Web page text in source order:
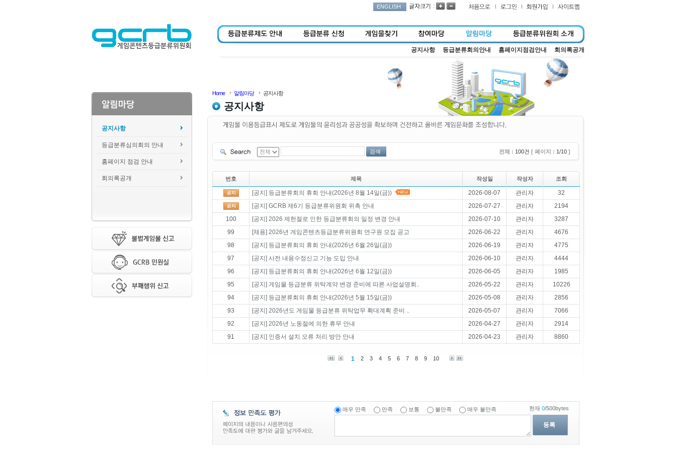
ENGLISH :
공지사항 등급분류회의안내 홈페이지점검안내 회의록공개
공지사항
등급분류심의회의 안내
홈페이지 점검 안내
회의록공개
Home 알림마당 공지사항
공지사항
검색 전체 : 100건 [ 페이지 : 1/10 ]
번호 제목 작성일 작성자 조회
[공지] 등급분류회의 휴회 안내(2026년 8월 14일(금)) 2026-08-07 관리자
32
[공지] GCRB 제6기 등급분류위원회 위촉 안내
2026-07-27 관리자
2194
100
[공지] 2026 제헌절로 인한 등급분류회의 일정 변경 안내 2026-07-10 관리자
3287
99
[채용] 2026년 게임콘텐츠등급분류위원회 연구원 모집 공고 2026-06-22 관리자
4676
98
[공지] 등급분류회의 휴회 안내(2026년 6월 26일(금)) 2026-06-19 관리자
4775
97
[공지] 사전 내용수정신고 기능 도입 안내 2026-06-10 관리자
4444
96
[공지] 등급분류회의 휴회 안내(2026년 6월 12일(금)) 2026-06-05 관리자
1985
95
[공지] 게임물 등급분류 위탁계약 변경 준비에 따른 사업설명회.. 2026-05-22 관리자
10226
94
[공지] 등급분류회의 휴회 안내(2026년 5월 15일(금)) 2026-05-08 관리자
2856
93
[공지] 2026년도 게임물 등급분류 위탁업무 확대계획 준비 .. 2026-05-07 관리자
7066
92
[공지] 2026년 노동절에 의한 휴무 안내 2026-04-27 관리자
2914
91
[공지] 인증서 설치 오류 처리 방안 안내 2026-04-23 관리자 8860
1 2 3 4 5 6 7 8 9 10
매우 만족 만족 보통 불만족 매우 불만족
등록
현재 0/500bytes